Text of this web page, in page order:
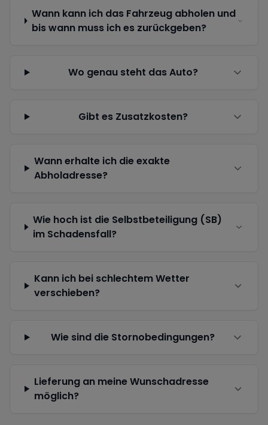
Wann kann ich das Fahrzeug abholen und
bis wann muss ich es zurückgeben?
Wo genau steht das Auto?
Gibt es Zusatzkosten?
Wann erhalte ich die exakte
Abholadresse?
Wie hoch ist die Selbstbeteiligung (SB)
im Schadensfall?
Kann ich bei schlechtem Wetter
verschieben?
Wie sind die Stornobedingungen?
Lieferung an meine Wunschadresse
möglich?